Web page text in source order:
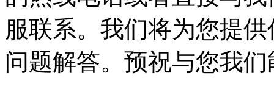
服联系。我们将为您提
问题解答。预祝与您我